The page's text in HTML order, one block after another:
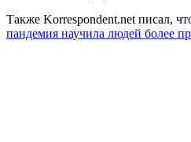
Также Korrespondent.net писал,
пандемия научила людей более